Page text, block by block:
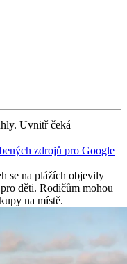
Uvnitř čeká
zdrojů pro Google
se na plážích objevily
děti. Rodičům mohou
na místě.